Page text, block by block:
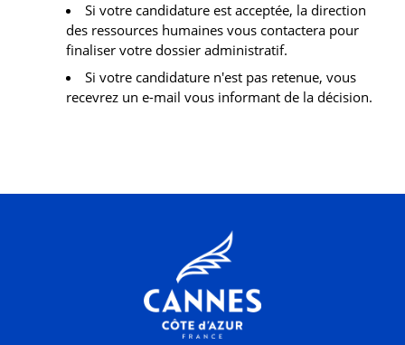
Si votre candidature est acceptée, la direction
des ressources humaines vous contactera pour
finaliser votre dossier administratif.
Si votre candidature n'est pas retenue, vous
recevrez un e-mail vous informant de la décision.